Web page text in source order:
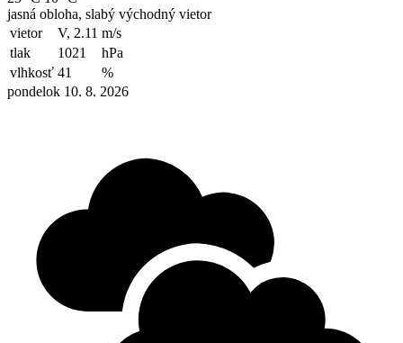
jasná obloha, slabý východný vietor
vietor
V, 2.11 m/s
tlak
1021
hPa
vlhkosť 41
%
pondelok 10. 8. 2026